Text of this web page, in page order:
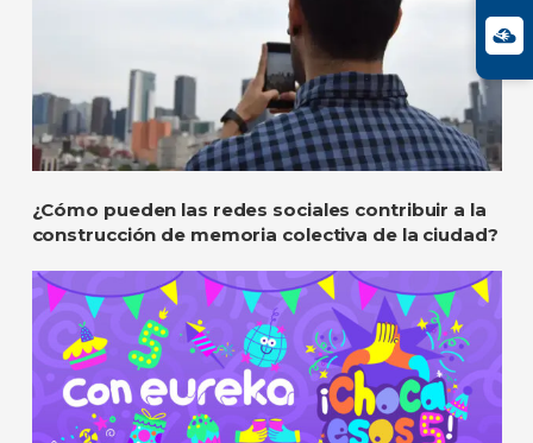
¿Cómo pueden las redes sociales contribuir a la
construcción de memoria colectiva de la ciudad?